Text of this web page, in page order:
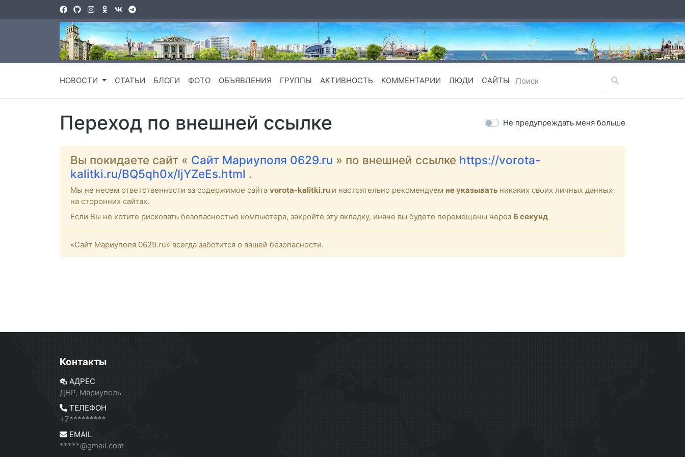
НОВОСТИ СТАТЬИ БЛОГИ ФОТО ОБЪЯВЛЕНИЯ ГРУППЫ АКТИВНОСТЬ КОММЕНТАРИИ ЛЮДИ САЙТЫ
Переход по внешней ссылке Не предупреждать меня больше
Вы покидаете сайт « Сайт Мариуполя 0629.ru » по внешней ссылке https://vorota-
kalitki.ru/BQ5qh0x/IjYZeEs.html .
Мы не несем ответственности за содержимое сайта vorota-kalitki.ru и настоятельно рекомендуем не указывать никаких своих личных данных
на сторонних сайтах.
Если Вы не хотите рисковать безопасностью компьютера, закройте эту вкладку, иначе вы будете перемещены через 6 секунд
«Сайт Мариуполя 0629.ru» всегда заботится о вашей безопасности.
Контакты
АДРЕС
ДНР, Мариуполь
ТЕЛЕФОН
+7*********
EMAIL
*****@gmail.com